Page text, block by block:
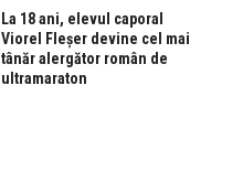
La 18 ani, elevul caporal
Viorel Fleșer devine cel mai
tânăr alergător român de
ultramaraton